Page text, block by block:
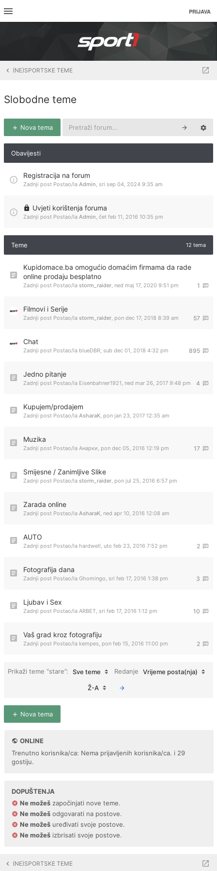
PRIJAVA
(NE)SPORTSKE TEME
Slobodne teme
Nova tema
Obavijesti
Registracija na forum
Zadnji post Postao/la Admin, sri sep 04, 2024 9:35 am
Uvjeti korištenja foruma
Zadnji post Postao/la Admin, čet feb 11, 2016 10:35 pm
Teme 12 tema
Kupidomace.ba omogućio domaćim firmama da rade
online prodaju besplatno
1
Zadnji post Postao/la storm_raider, ned maj 17, 2020 9:51 pm
Filmovi i Serije
57
Zadnji post Postao/la storm_raider, pon dec 17, 2018 8:39 am
Chat
895
Zadnji post Postao/la blueDBR, sub dec 01, 2018 4:32 pm
Jedno pitanje
4
Zadnji post Postao/la Eisenbahner1921, ned mar 26, 2017 9:48 pm
Kupujem/prodajem
Zadnji post Postao/la AsharaK, pon jan 23, 2017 12:35 am
Muzika
17
Zadnji post Postao/la Анарки, pon dec 05, 2016 12:19 pm
Smijesne / Zanimljive Slike
Zadnji post Postao/la storm_raider, pon jul 25, 2016 6:57 pm
Zarada online
Zadnji post Postao/la AsharaK, ned apr 10, 2016 12:08 am
AUTO
2
Zadnji post Postao/la hardwell, uto feb 23, 2016 7:52 pm
Fotografija dana
3
Zadnji post Postao/la Ghomingo, sri feb 17, 2016 1:38 pm
Ljubav i Sex
10
Zadnji post Postao/la ARBET, sri feb 17, 2016 1:12 pm
Vaš grad kroz fotografiju
2
Zadnji post Postao/la kempes, pon feb 15, 2016 11:00 pm
Prikaži teme “stare”: Sve teme Redanje Vrijeme posta(nja)
Ž-A
Nova tema
ONLINE
Trenutno korisnika/ca: Nema prijavljenih korisnika/ca. i 29
gostiju.
DOPUŠTENJA
Ne možeš započinjati nove teme.
Ne možeš odgovarati na postove.
Ne možeš uređivati svoje postove.
Ne možeš izbrisati svoje postove.
(NE)SPORTSKE TEME